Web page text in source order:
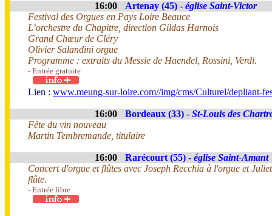
16:00 Artenay (45) - église Saint-Victor
Festival des Orgues en Pays Loire Beauce
L’orchestre du Chapitre, direction Gildas Harnois
Grand Chœur de Cléry
Olivier Salandini orgue
Programme : extraits du Messie de Haendel, Rossini, Verdi.
- Entrée gratuite
Lien : www.meung-sur-loire.com//img/cms/Culturel/depliant-
16:00 Bordeaux (33) - St-Louis des
Fête du vin nouveau
Martin Tembremande, titulaire
16:00 Rarécourt (55) - église Saint-Amant
Concert d'orgue et flûtes avec Joseph Recchia à l'orgue et
flûte.
- Entrée libre.